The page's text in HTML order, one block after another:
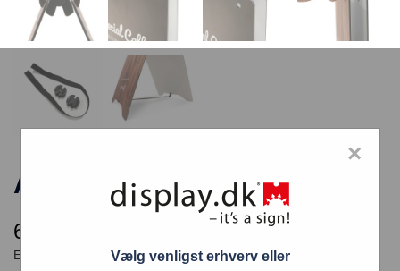
A-Board Grab & Grip A1
649,00
Vælg venligst erhverv eller
×